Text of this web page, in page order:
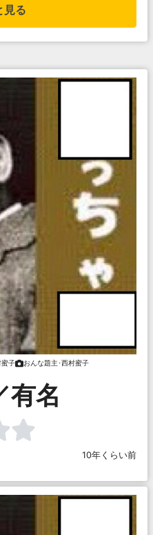
見る
蜜子 おんな題主･西村蜜子
有名
10年くらい前